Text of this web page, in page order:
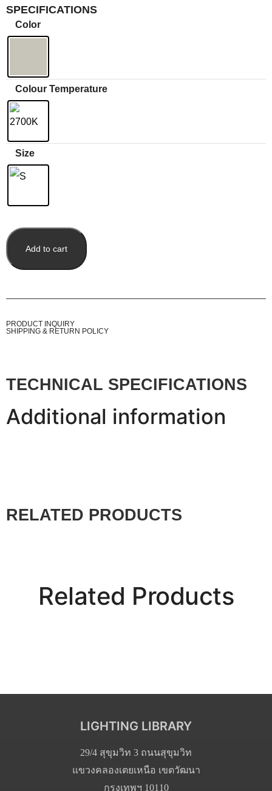
SPECIFICATIONS
Color
Colour Temperature
Size
Add to cart
PRODUCT INQUIRY
SHIPPING & RETURN POLICY
TECHNICAL SPECIFICATIONS
Additional information
RELATED PRODUCTS
Related Products
LIGHTING LIBRARY
29/4 สุขุมวิท 3 ถนนสุขุมวิท
แขวงคลองเตยเหนือ เขตวัฒนา
กรุงเทพฯ 10110